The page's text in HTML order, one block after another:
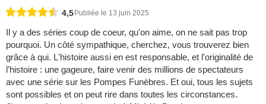
4,5 Publiée le 13 juin 2025
Il y a des séries coup de coeur, qu'on aime, on ne sait pas trop
pourquoi. Un côté sympathique, cherchez, vous trouverez bien
grâce à qui. L'histoire aussi en est responsable, et l'originalité de
l'histoire : une gageure, faire venir des millions de spectateurs
avec une série sur les Pompes Funèbres. Et oui, tous les sujets
sont possibles et on peut rire dans toutes les circonstances.